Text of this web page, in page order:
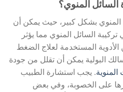
السائل المنوي؟
المنوي بشكل كبير، حيث يمكن أن
السائل المنوي مما يؤثر
المستخدمة لعلاج الضغط
البولية يمكن أن تقلل من جودة
المنوية. يجب استشارة الطبيب
على الخصوبة، وفي بعض